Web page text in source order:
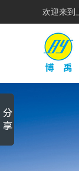
欢迎来到